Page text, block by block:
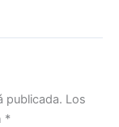
publicada. Los
*